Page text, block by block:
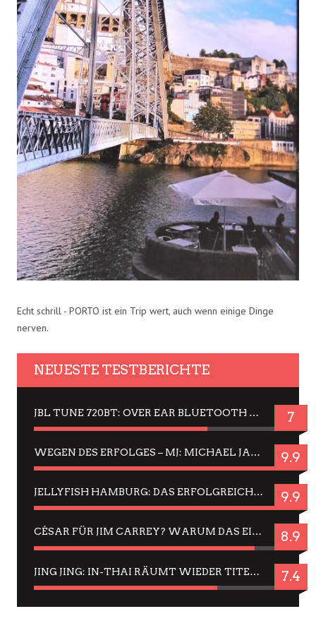
Echt schrill - PORTO ist ein Trip wert, auch wenn einige Dinge
nerven.
NEUESTE TESTBERICHTE
JBL TUNE 720BT: OVER EAR BLUETOOTH KOPFHÖRER UM DIE 50,-€ IM DAUER-TEST 7
WEGEN DES ERFOLGES – MJ: MICHAEL JACKSON MUSICAL IN EINER MATINEE SEHEN 9.9
JELLYFISH HAMBURG: DAS ERFOLGREICHE SOMMER-MENÜ 2025 IN GEFÜHLEN UND BILDERN 9.9
CÉSAR FÜR JIM CARREY? WARUM DAS EINER DER NERVIGSTEN ACTORS IST UND BLEIBT 8.9
JING JING: IN-THAI RÄUMT WIEDER TITEL AB – EIN ZWEI-STUNDEN-ERLEBNISBERICHT 7.4